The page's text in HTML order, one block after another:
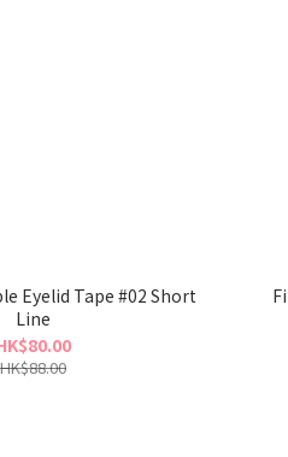
Eyelid Tape #02 Short
Line
HK$88.00